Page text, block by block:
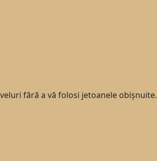
fără a vă folosi jetoanele obișnuite.